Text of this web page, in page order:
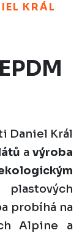
KRÁL
Daniel Král
avýroba
probíhá na
Alpine a